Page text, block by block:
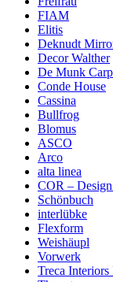
FIAM
Elitis
Deknudt
Decor Walther
De Munk
Conde House
Cassina
Bullfrog
Blomus
ASCO
Arco
alta linea
COR –
Schönbuch
interlübke
Flexform
Weishäupl
Vorwerk
Treca Interiors